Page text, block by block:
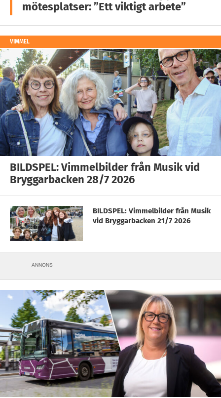
mötesplatser: ”Ett viktigt arbete”
VIMMEL
BILDSPEL: Vimmelbilder från Musik vid
Bryggarbacken 28/7 2026
BILDSPEL: Vimmelbilder från Musik
vid Bryggarbacken 21/7 2026
ANNONS